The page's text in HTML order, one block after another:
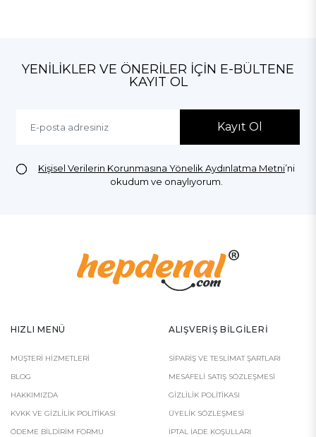
YENILIKLER VE ÖNERILER İÇIN E-BÜLTENE
KAYIT OL
Kayıt Ol
Kişisel Verilerin Korunmasına Yönelik Aydınlatma Metni’ni
okudum ve onaylıyorum.
HIZLI MENÜ
MÜŞTERI HIZMETLERI
BLOG
HAKKIMIZDA
KVKK VE GIZLILIK POLITIKASI
ÖDEME BILDIRIM FORMU
ALIŞVERIŞ BILGILERI
SIPARIŞ VE TESLIMAT ŞARTLARI
MESAFELI SATIŞ SÖZLEŞMESI
GIZLILIK POLITIKASI
ÜYELIK SÖZLEŞMESI
İPTAL İADE KOŞULLARI